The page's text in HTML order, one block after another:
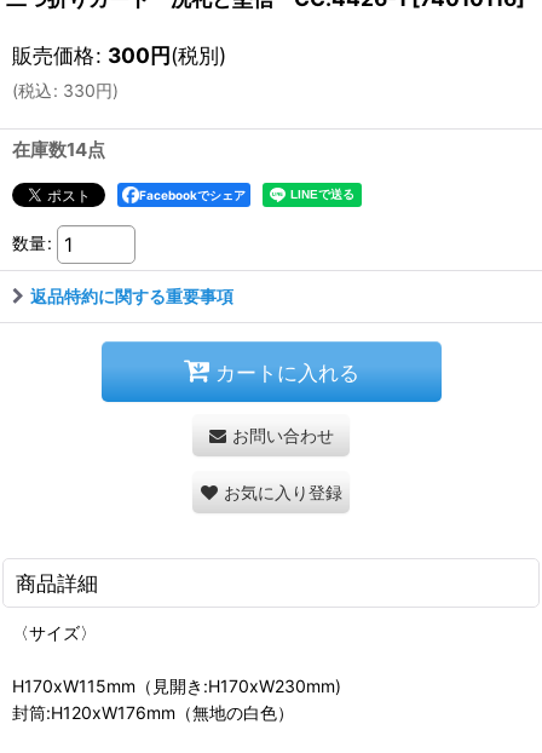
販売価格: 300円(税別)
(税込: 330円)
在庫数14点
Facebookでシェア
数量:
返品特約に関する重要事項
カートに入れる
お問い合わせ
お気に入り登録
商品詳細
〈サイズ〉
H170xW115mm（見開き:H170xW230mm)
封筒:H120xW176mm（無地の白色）